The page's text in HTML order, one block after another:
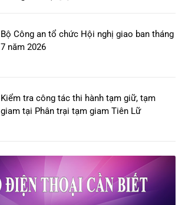
Bộ Công an tổ chức Hội nghị giao ban tháng
7 năm 2026
Kiểm tra công tác thi hành tạm giữ, tạm
giam tại Phân trại tạm giam Tiên Lữ